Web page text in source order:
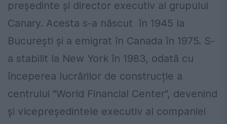
preşedinte şi director executiv al grupului
Canary. Acesta s-a născut în 1945 la
Bucureşti şi a emigrat în Canada în 1975. S-
a stabilit la New York în 1983, odată cu
începerea lucrărilor de construcție a
centrului "World Financial Center", devenind
şi vicepreşedintele executiv al companiei